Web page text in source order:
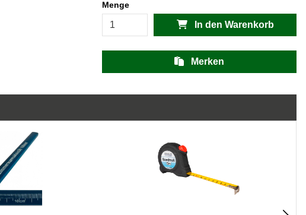
Menge
In den Warenkorb
Merken